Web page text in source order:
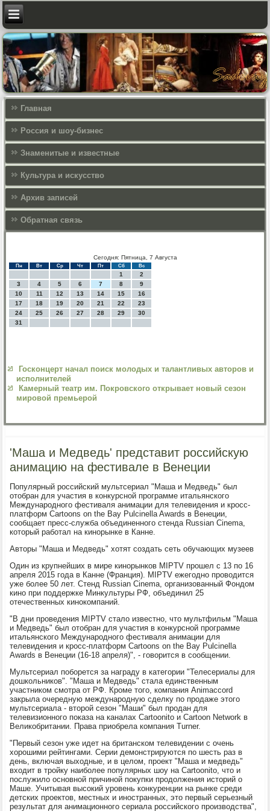
Главная
Россия и шоу-бизнес
Знаменитые и известные
Культура и искусcтво
Архив записей
Обратная связь
Сегодня: Пятница, 7 Августа
Пн Вт Ср Чт Пт Сб Вс
1
2
3
4 5 6 7 8
9
10
11 12 13 14 15
16
17
18 19 20 21 22
23
24
25 26 27 28 29
30
31
Госконцерт начал поиск молодых и талантливых авторов и
исполнителей
Камерный театр им. Покровского открывает новый сезон
мировой премьерой
'Маша и Медведь' представит российскую
анимацию на фестивале в Венеции
Популярный российский мультсериал "Маша и Медведь" был
отобран для участия в конкурсной программе итальянского
Международного фестиваля анимации для телевидения и кросс-
платформ Cartoons on the Bay Pulcinella Awards в Венеции,
сообщает пресс-служба объединенного стенда Russian Cinema,
который работал на кинорынке в Канне.
Авторы "Маша и Медведь" хотят создать сеть обучающих музеев
Один из крупнейших в мире кинорынков MIPTV прошел с 13 по 16
апреля 2015 года в Канне (Франция). MIPTV ежегодно проводится
уже более 50 лет. Cтенд Russian Сinema, организованный Фондом
кино при поддержке Минкультуры РФ, объединил 25
отечественных кинокомпаний.
"В дни проведения MIPTV стало известно, что мультфильм "Маша
и Медведь" был отобран для участия в конкурсной программе
итальянского Международного фестиваля анимации для
телевидения и кросс-платформ Cartoons on the Bay Pulcinella
Awards в Венеции (16-18 апреля)", - говорится в сообщении.
Мультсериал поборется за награду в категории "Телесериалы для
дошкольников". "Маша и Медведь" стала единственным
участником смотра от РФ. Кроме того, компания Animaccord
закрыла очередную международную сделку по продаже этого
мультсериала - второй сезон "Маши" был продан для
телевизионного показа на каналах Cartoonito и Cartoon Network в
Великобритании. Права приобрела компания Turner.
"Первый сезон уже идет на британском телевидении с очень
хорошими рейтингами. Серии демонстрируются по шесть раз в
день, включая выходные, и в целом, проект "Маша и медведь"
входит в тройку наиболее популярных шоу на Cartoonito, что и
послужило основной причиной покупки продолжения историй о
Маше. Учитывая высокий уровень конкуренции на рынке среди
детских проектов, местных и иностранных, это первый серьезный
результат для анимационного сериала российского производства",